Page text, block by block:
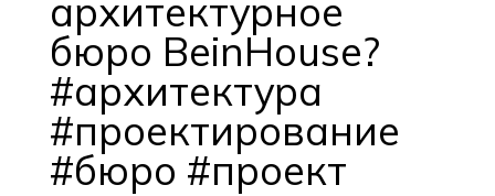
архитектурное
бюро BeinHouse?
#архитектура
#проектирование
#бюро #проект